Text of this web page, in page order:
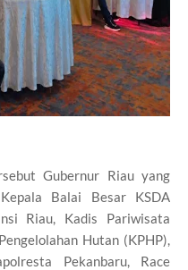
Gubernur Riau yang
Balai Besar KSDA
Riau, Kadis Pariwisata
Hutan (KPHP),
Pekanbaru, Race